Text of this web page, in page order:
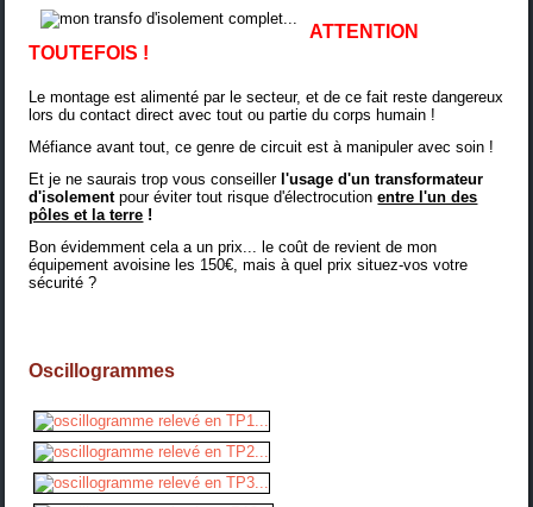
ATTENTION
TOUTEFOIS !
Le montage est alimenté par le secteur, et de ce fait reste dangereux
lors du contact direct avec tout ou partie du corps humain !
Méfiance avant tout, ce genre de circuit est à manipuler avec soin !
Et je ne saurais trop vous conseiller l'usage d'un transformateur
d'isolementpour éviter tout risque d'électrocutionentre l'un des
pôles et la terre !
Bon évidemment cela a un prix... le coût de revient de mon
équipement avoisine les 150€, mais à quel prix situez-vos votre
sécurité ?
Oscillogrammes